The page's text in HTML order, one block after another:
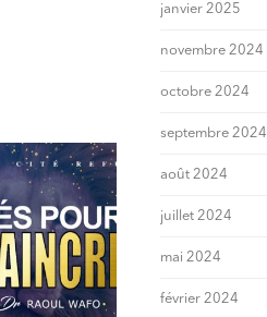
janvier 2025
novembre 2024
octobre 2024
septembre 2024
août 2024
juillet 2024
mai 2024
février 2024